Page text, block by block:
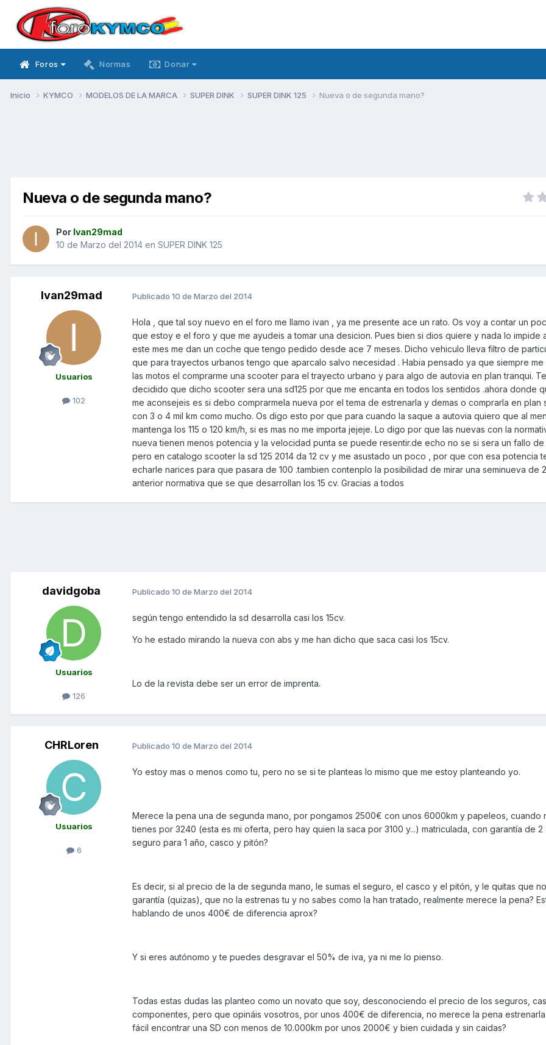
Foros Normas Donar
Inicio KYMCO MODELOS DE LA MARCA SUPER DINK SUPER DINK 125 Nueva o de segunda mano?
Nueva o de segunda mano?
Por Ivan29mad
10 de Marzo del 2014 en SUPER DINK 125
Ivan29mad
Usuarios
102
Publicado 10 de Marzo del 2014
Hola , que tal soy nuevo en el foro me llamo ivan , ya me presente ace un rato. Os voy a contar un
que estoy e el foro y que me ayudeis a tomar una desicion. Pues bien si dios quiere y nada lo impide
este mes me dan un coche que tengo pedido desde ace 7 meses. Dicho vehiculo lleva filtro de
que para trayectos urbanos tengo que aparcalo salvo necesidad . Habia pensado ya que siempre me
las motos el comprarme una scooter para el trayecto urbano y para algo de autovia en plan tranqui.
decidido que dicho scooter sera una sd125 por que me encanta en todos los sentidos .ahora donde
me aconsejeis es si debo comprarmela nueva por el tema de estrenarla y demas o comprarla en plan
con 3 o 4 mil km como mucho. Os digo esto por que para cuando la saque a autovia quiero que al
mantenga los 115 o 120 km/h, si es mas no me importa jejeje. Lo digo por que las nuevas con la
nueva tienen menos potencia y la velocidad punta se puede resentir.de echo no se si sera un fallo de
pero en catalogo scooter la sd 125 2014 da 12 cv y me asustado un poco , por que con esa potencia
echarle narices para que pasara de 100 .tambien contenplo la posibilidad de mirar una seminueva de
anterior normativa que se que desarrollan los 15 cv. Gracias a todos
davidgoba
Usuarios
126
Publicado 10 de Marzo del 2014
según tengo entendido la sd desarrolla casi los 15cv.
Yo he estado mirando la nueva con abs y me han dicho que saca casi los 15cv.
Lo de la revista debe ser un error de imprenta.
CHRLoren
Usuarios
6
Publicado 10 de Marzo del 2014
Yo estoy mas o menos como tu, pero no se si te planteas lo mismo que me estoy planteando yo.
Merece la pena una de segunda mano, por pongamos 2500€ con unos 6000km y papeleos, cuando
tienes por 3240 (esta es mi oferta, pero hay quien la saca por 3100 y...) matriculada, con garantía de 2
seguro para 1 año, casco y pitón?
Es decir, si al precio de la de segunda mano, le sumas el seguro, el casco y el pitón, y le quitas que
garantía (quizas), que no la estrenas tu y no sabes como la han tratado, realmente merece la pena?
hablando de unos 400€ de diferencia aprox?
Y si eres autónomo y te puedes desgravar el 50% de iva, ya ni me lo pienso.
Todas estas dudas las planteo como un novato que soy, desconociendo el precio de los seguros,
componentes, pero que opináis vosotros, por unos 400€ de diferencia, no merece la pena estrenarla
fácil encontrar una SD con menos de 10.000km por unos 2000€ y bien cuidada y sin caidas?